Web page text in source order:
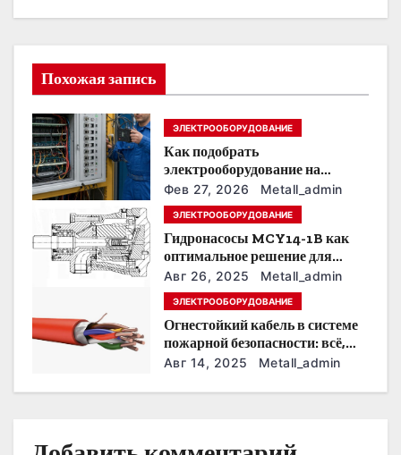
ц
я
п
о
з
а
с
Похожая запись
ЭЛЕКТРООБОРУДОВАНИЕ
Как подобрать
электрооборудование на
предприятии под тяжелые
условия эксплуатации
Фев 27, 2026 Metall_admin
ЭЛЕКТРООБОРУДОВАНИЕ
Гидронасосы MCY14-1B как
оптимальное решение для
модернизации гидросистем
Авг 26, 2025 Metall_admin
ЭЛЕКТРООБОРУДОВАНИЕ
Огнестойкий кабель в системе
пожарной безопасности: всё,
что нужно знать
Авг 14, 2025 Metall_admin